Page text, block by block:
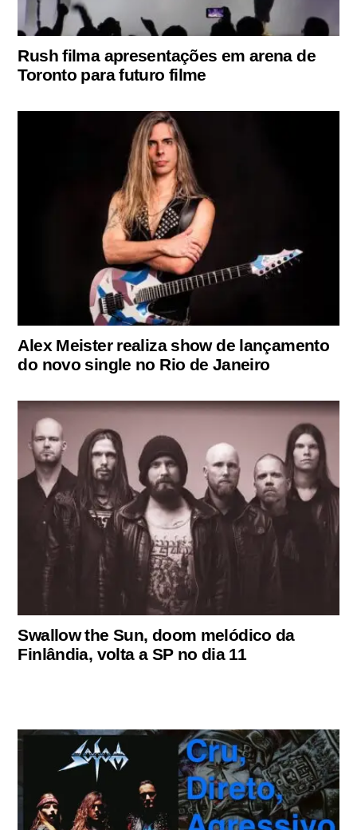
Rush filma apresentações em arena de
Toronto para futuro filme
Alex Meister realiza show de lançamento
do novo single no Rio de Janeiro
Swallow the Sun, doom melódico da
Finlândia, volta a SP no dia 11